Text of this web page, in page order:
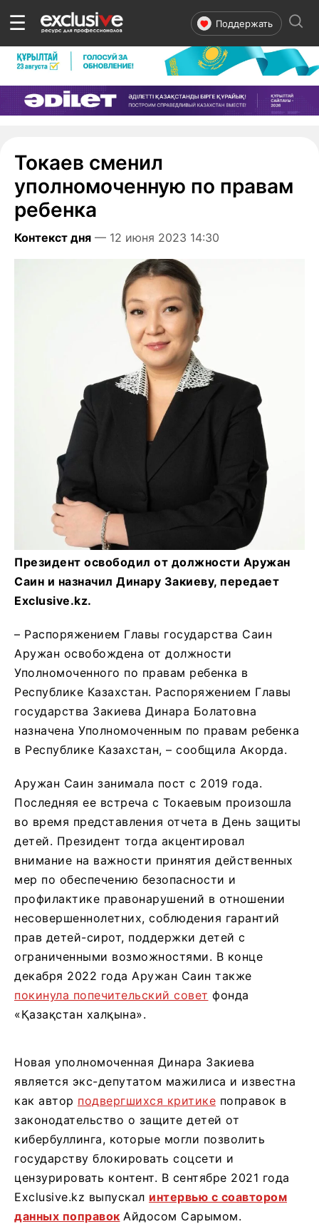
☰ Поддержать
Токаев сменил
уполномоченную по правам
ребенка
Контекст дня — 12 июня 2023 14:30
Президент освободил от должности Аружан
Саин и назначил Динару Закиеву, передает
Exclusive.kz.
– Распоряжением Главы государства Саин
Аружан освобождена от должности
Уполномоченного по правам ребенка в
Республике Казахстан. Распоряжением Главы
государства Закиева Динара Болатовна
назначена Уполномоченным по правам ребенка
в Республике Казахстан, – сообщила Акорда.
Аружан Саин занимала пост с 2019 года.
Последняя ее встреча с Токаевым произошла
во время представления отчета в День защиты
детей. Президент тогда акцентировал
внимание на важности принятия действенных
мер по обеспечению безопасности и
профилактике правонарушений в отношении
несовершеннолетних, соблюдения гарантий
прав детей-сирот, поддержки детей с
ограниченными возможностями. В конце
декабря 2022 года Аружан Саин также
покинула попечительский совет фонда
«Қазақстан халқына».
Новая уполномоченная Динара Закиева
является экс-депутатом мажилиса и известна
как автор подвергшихся критике поправок в
законодательство о защите детей от
кибербуллинга, которые могли позволить
государству блокировать соцсети и
цензурировать контент. В сентябре 2021 года
Exclusive.kz выпускал интервью с соавтором
данных поправок Айдосом Сарымом.